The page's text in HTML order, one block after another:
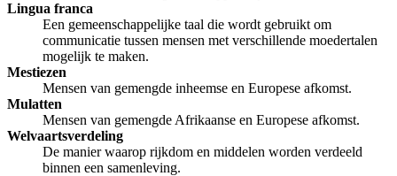
Lingua franca
Een gemeenschappelijke taal die wordt gebruikt om
communicatie tussen mensen met verschillende moedertalen
mogelijk te maken.
Mestiezen
Mensen van gemengde inheemse en Europese afkomst.
Mulatten
Mensen van gemengde Afrikaanse en Europese afkomst.
Welvaartsverdeling
De manier waarop rijkdom en middelen worden verdeeld
binnen een samenleving.